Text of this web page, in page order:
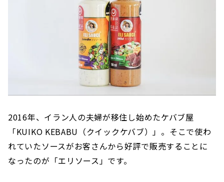
2016年、イラン人の夫婦が移住し始めたケバブ屋
「KUIKO KEBABU（クイックケバブ）」。そこで使わ
れていたソースがお客さんから好評で販売することに
なったのが「エリソース」です。